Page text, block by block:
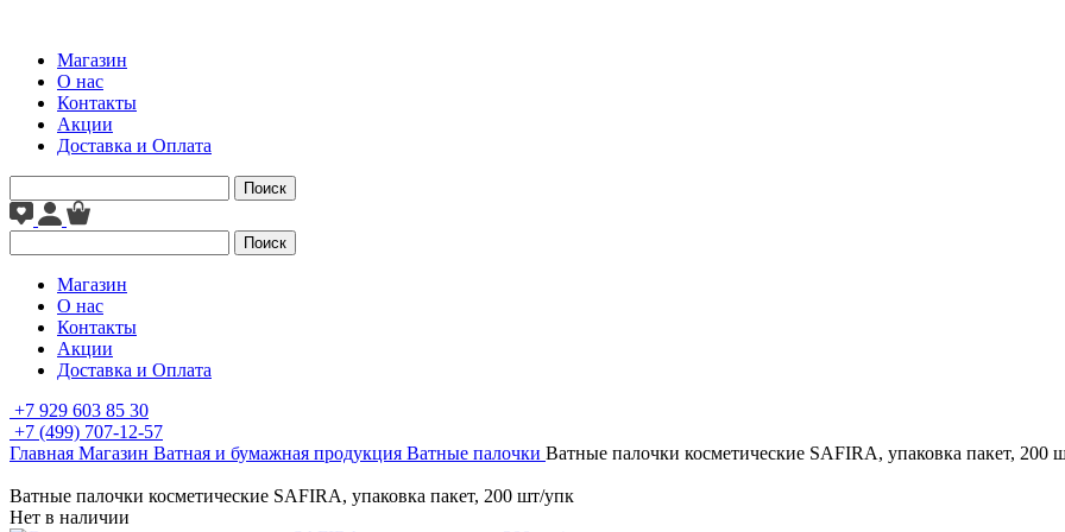
Магазин
О нас
Контакты
Акции
Доставка и Оплата
Поиск
Поиск
Магазин
О нас
Контакты
Акции
Доставка и Оплата
+7 929 603 85 30
+7 (499) 707-12-57
Главная Магазин Ватная и бумажная продукция Ватные палочки Ватные палочки косметические SAFIRA, упаковка пакет, 200
Ватные палочки косметические SAFIRA, упаковка пакет, 200 шт/упк
Нет в наличии